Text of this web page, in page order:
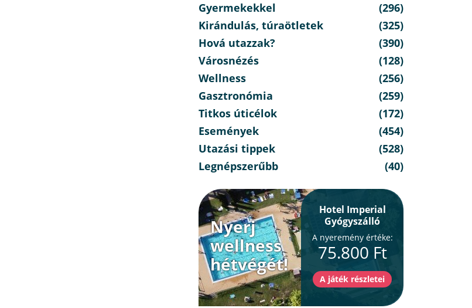
Gyermekekkel
(296)
Kirándulás, túraötletek
(325)
Hová utazzak?
(390)
Városnézés
(128)
Wellness
(256)
Gasztronómia
(259)
Titkos úticélok
(172)
Események
(454)
Utazási tippek
(528)
Legnépszerűbb
(40)
Nyerj
wellness
hétvégét!
Hotel Imperial
Gyógyszálló
A nyeremény értéke:
75.800 Ft